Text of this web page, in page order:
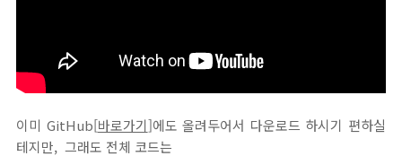
이미 GitHub[바로가기]에도 올려두어서 다운로드 하시기 편하실
테지만, 그래도 전체 코드는